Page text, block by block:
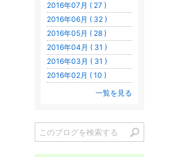
2016年07月 ( 27 )
2016年06月 ( 32 )
2016年05月 ( 28 )
2016年04月 ( 31 )
2016年03月 ( 31 )
2016年02月 ( 10 )
一覧を見る